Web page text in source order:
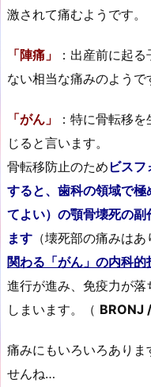
激されて痛むようです。
「陣痛」
：出産前に起
ない相当な痛みのようで
「がん」
：特に骨転移
じると言います。
骨転移防止のため ビス
すると、歯科の領域で
てよい）の顎骨壊死の
ます （壊死部の痛みは
関わる「がん」の内科的
進行が進み、免疫力が
しまいます。（ BRONJ
痛みにもいろいろありま
せんね…